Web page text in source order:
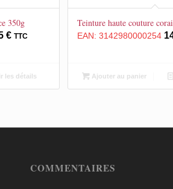
350g
€ TTC
les détails
Teinture haute couture
EAN: 3142980000254
Ajouter au panier
COMMENTAIRES